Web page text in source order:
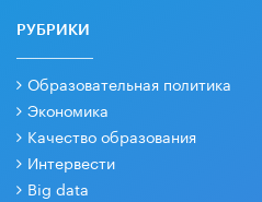
РУБРИКИ
Образовательная политика
Экономика
Качество образования
Интервести
Big data